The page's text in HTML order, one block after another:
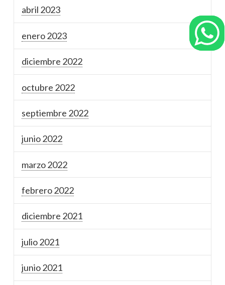
abril 2023
enero 2023
diciembre 2022
octubre 2022
septiembre 2022
junio 2022
marzo 2022
febrero 2022
diciembre 2021
julio 2021
junio 2021